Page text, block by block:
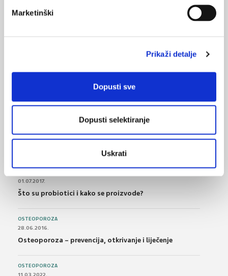
Marketinški
Prikaži detalje
Dopusti sve
Dopusti selektiranje
Uskrati
infekcija s H. pylori
Bolna leđa - medicinske vježbe (nove smjernice)
Nesteroidni antireumatici i gastrointestinalna
01.07.2017.
Što su probiotici i kako se proizvode?
OSTEOPOROZA
28.06.2016.
Osteoporoza – prevencija, otkrivanje i liječenje
OSTEOPOROZA